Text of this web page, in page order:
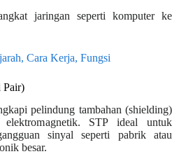
jaringan seperti komputer ke
Cara Kerja, Fungsi
Pair)
pelindung tambahan (shielding)
elektromagnetik. STP ideal untuk
sinyal seperti pabrik atau
besar.